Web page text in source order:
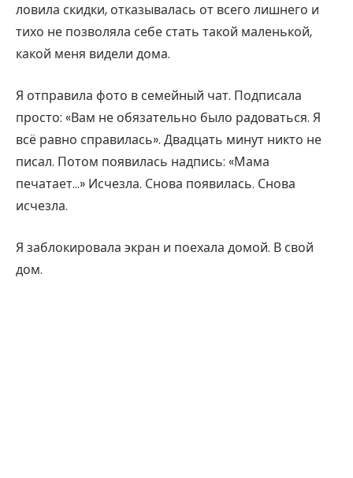
ловила скидки, отказывалась от всего лишнего и
тихо не позволяла себе стать такой маленькой,
какой меня видели дома.
Я отправила фото в семейный чат. Подписала
просто: «Вам не обязательно было радоваться. Я
всё равно справилась». Двадцать минут никто не
писал. Потом появилась надпись: «Мама
печатает…» Исчезла. Снова появилась. Снова
исчезла.
Я заблокировала экран и поехала домой. В свой
дом.